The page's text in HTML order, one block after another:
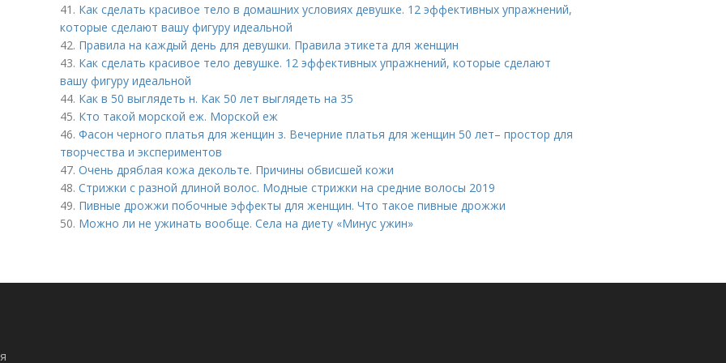
41. Как сделать красивое тело в домашних условиях девушке. 12 эффективных упражнений,
которые сделают вашу фигуру идеальной
42. Правила на каждый день для девушки. Правила этикета для женщин
43. Как сделать красивое тело девушке. 12 эффективных упражнений, которые сделают
вашу фигуру идеальной
44. Как в 50 выглядеть н. Как 50 лет выглядеть на 35
45. Кто такой морской еж. Морской еж
46. Фасон черного платья для женщин з. Вечерние платья для женщин 50 лет– простор для
творчества и экспериментов
47. Очень дряблая кожа декольте. Причины обвисшей кожи
48. Стрижки с разной длиной волос. Модные стрижки на средние волосы 2019
49. Пивные дрожжи побочные эффекты для женщин. Что такое пивные дрожжи
50. Можно ли не ужинать вообще. Села на диету «Минус ужин»